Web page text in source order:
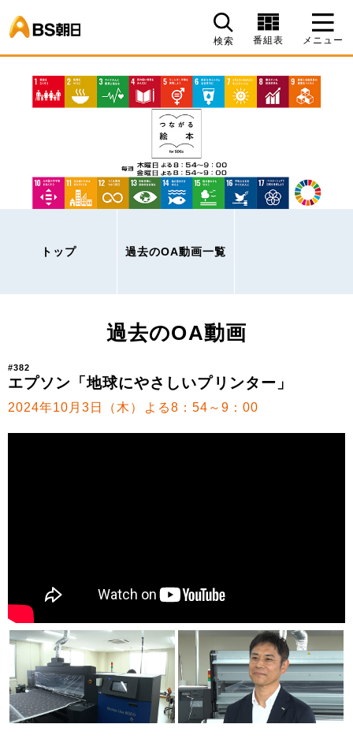
検索 番組表 メニュー
トップ 過去のOA動画一覧
過去のOA動画
#382
エプソン「地球にやさしいプリンター」
2024年10月3日（木）よる8：54～9：00